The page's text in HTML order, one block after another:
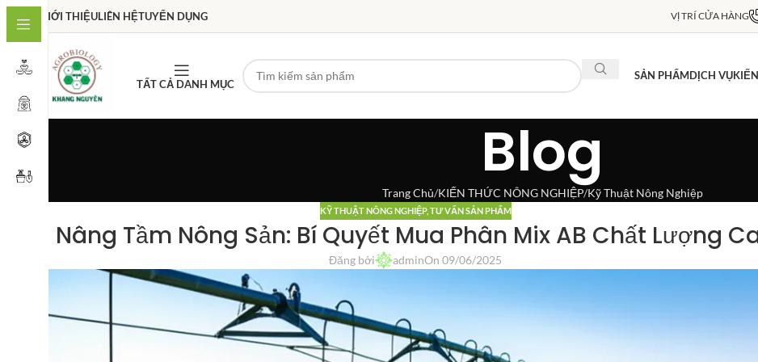
GIỚI THIỆULIÊN HỆTUYỂN DỤNG VỊ TRÍ CỬA HÀNG
TẤT CẢ DANH MỤC
SẢN PHẨMDỊCH VỤ
Blog
Trang Chủ KIẾN THỨC NÔNG NGHIỆP Kỹ Thuật Nông Nghiệp
KỸ THUẬT NÔNG NGHIỆP, TƯ VẤN SẢN PHẨM
Nâng Tầm Nông Sản: Bí Quyết Mua Phân Mix AB Chất Lượng
Đăng bởi adminOn 09/06/2025